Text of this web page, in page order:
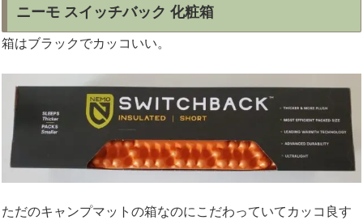
ニーモ スイッチバック 化粧箱
箱はブラックでカッコいい。
ただのキャンプマットの箱なのにこだわっていてカッコ良す